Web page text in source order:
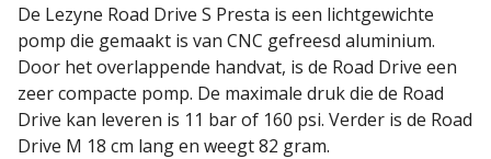
De Lezyne Road Drive S Presta is een lichtgewichte
pomp die gemaakt is van CNC gefreesd aluminium.
Door het overlappende handvat, is de Road Drive een
zeer compacte pomp. De maximale druk die de Road
Drive kan leveren is 11 bar of 160 psi. Verder is de Road
Drive M 18 cm lang en weegt 82 gram.